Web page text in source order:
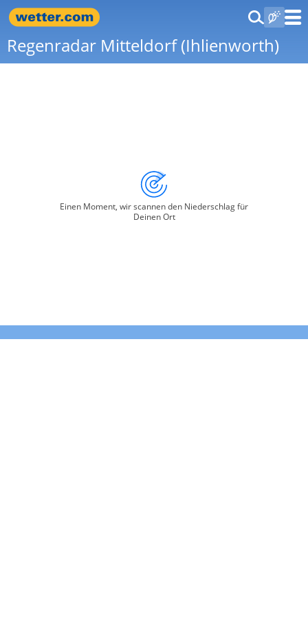
Regenradar Mitteldorf (Ihlienworth)
Einen Moment, wir scannen den Niederschlag für
Deinen Ort